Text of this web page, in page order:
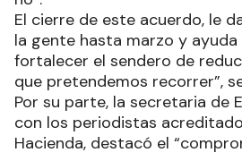
El cierre de este acuerdo, le
la gente hasta marzo y ayuda
fortalecer el sendero de
que pretendemos recorrer”,
Por su parte, la secretaria de
con los periodistas
Hacienda, destacó el